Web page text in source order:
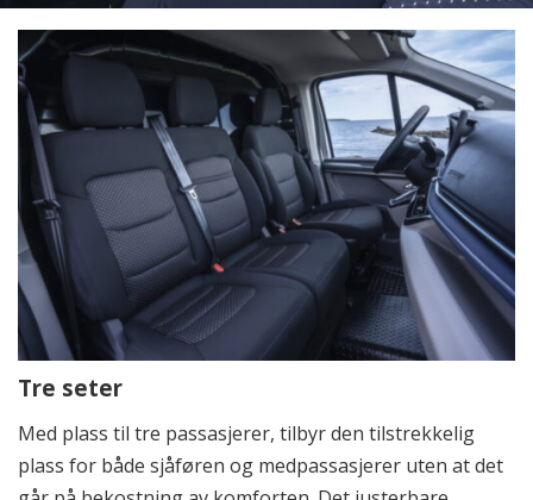
Tre seter
Med plass til tre passasjerer, tilbyr den tilstrekkelig
plass for både sjåføren og medpassasjerer uten at det